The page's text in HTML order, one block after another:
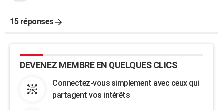
15 réponses
DEVENEZ MEMBRE EN QUELQUES CLICS
Connectez-vous simplement avec ceux qui
partagent vos intérêts